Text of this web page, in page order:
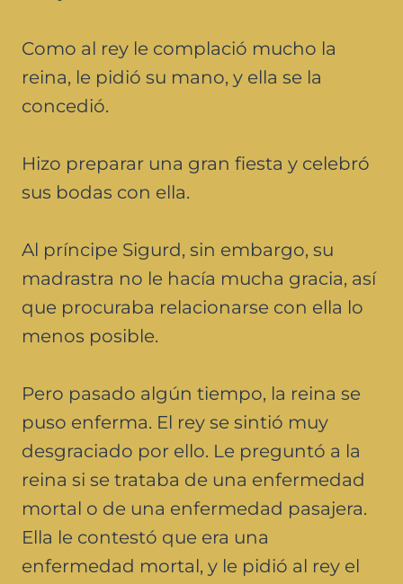
Como al rey le complació mucho la
reina, le pidió su mano, y ella se la
concedió.
Hizo preparar una gran fiesta y celebró
sus bodas con ella.
Al príncipe Sigurd, sin embargo, su
madrastra no le hacía mucha gracia, así
que procuraba relacionarse con ella lo
menos posible.
Pero pasado algún tiempo, la reina se
puso enferma. El rey se sintió muy
desgraciado por ello. Le preguntó a la
reina si se trataba de una enfermedad
mortal o de una enfermedad pasajera.
Ella le contestó que era una
enfermedad mortal, y le pidió al rey el